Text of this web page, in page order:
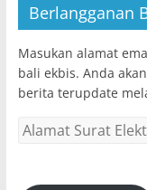
Berlangganan
Masukan alamat
bali ekbis. Anda
berita terupdate
Alamat
(E-